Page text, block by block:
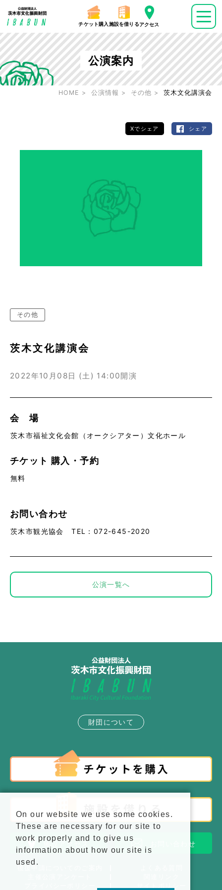
チケット購入 施設を借りるアクセス
公演案内
HOME 公演情報 その他 茨木文化講演会
Xでシェア シェア
その他
茨木文化講演会
2022年10月08日 (土) 14:00開演
会 場
茨木市福祉文化会館（オークシアター）文化ホール
チケット 購入・予約
無料
お問い合わせ
茨木市観光協会 TEL：072-645-2020
公演一覧へ
財団について
施設アクセス お問い合わせ
On our website we use some cookies.
These are necessary for our site to
work properly and to give us
information about how our site is
used.